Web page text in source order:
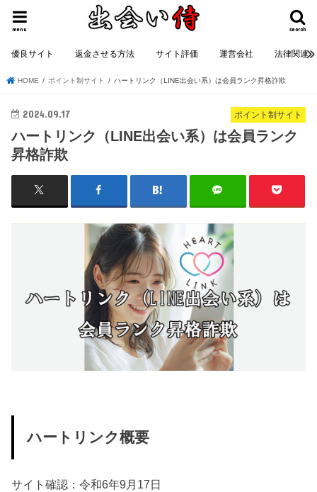
search
menu
優良サイト 返金させる方法 サイト評価 運営会社 法律関連
HOME ポイント制サイト ハートリンク（LINE出会い系）は会員ランク昇格詐欺
ポイント制サイト
2024.09.17
ハートリンク（LINE出会い系）は会員ランク
昇格詐欺
ハートリンク概要
サイト確認：令和6年9月17日